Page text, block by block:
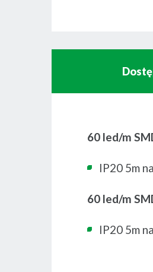
60 led/m
IP20 5m
60 led/m
IP20 5m